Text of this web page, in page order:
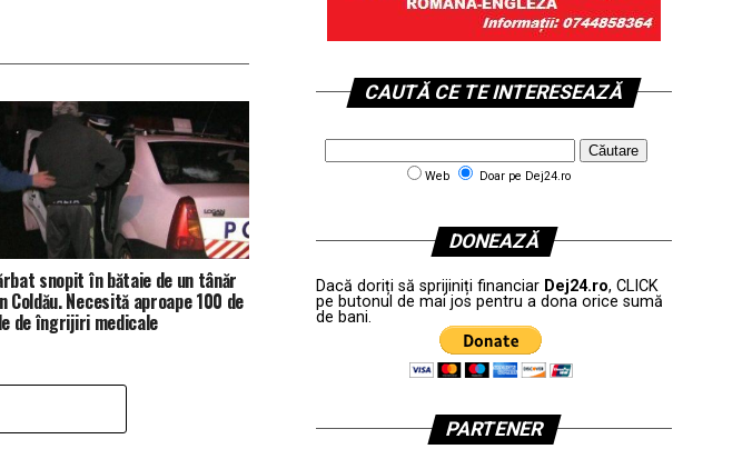
snopit în bătaie de un tânăr
Coldău. Necesită aproape 100 de
de îngrijiri medicale
CAUTĂ CE TE INTERESEAZĂ
Web Doar pe Dej24.ro
DONEAZĂ
Dacă doriți să sprijiniți financiar Dej24.ro, CLICK
pe butonul de mai jos pentru a dona orice sumă
de bani.
PARTENER